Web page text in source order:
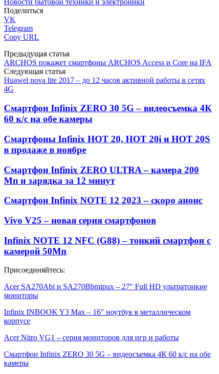
Новости бытовой техники и электроники
Поделиться
VK
Telegram
Copy URL
Предыдущая статья
ARCHOS покажет смартфоны ARCHOS Access и Core на IFA
Следующая статья
Huawei nova lite 2017 – до 12 часов активной работы в сетях
4G
Смартфон Infinix ZERO 30 5G – видеосъемка 4К
60 к/с на обе камеры
Смартфоны Infinix HOT 20, HOT 20i и HOT 20S
в продаже в ноябре
Смартфон Infinix ZERO ULTRA – камера 200
Мп и зарядка за 12 минут
Смартфон Infinix NOTE 12 2023 – скоро анонс
Vivo V25 – новая серия смартфонов
Infinix NOTE 12 NFC (G88) – тонкий смартфон с
камерой 50Мп
Присоединяйтесь:
Acer SA270Abi и SA270Bbmipux – 27″ Full HD ультратонкие
мониторы
Infinix INBOOK Y3 Max – 16″ ноутбук в металлическом
корпусе
Acer Nitro VG1 – серия мониторов для игр и работы
Смартфон Infinix ZERO 30 5G – видеосъемка 4К 60 к/с на обе
камеры